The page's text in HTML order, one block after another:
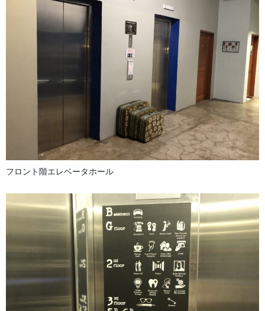
フロント階エレベータホール